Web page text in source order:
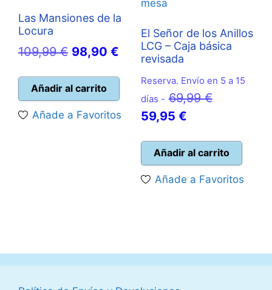
Las Mansiones de la
Locura
109,99€ El
original
era:
109,99 €.
98,90 €
actual
98,90 €.
Añadir al carrito
Añade a Favoritos
El Señor de los Anillos
LCG – Caja básica
revisada
Reserva. Envío en 5 a 15
días - 69,99€El
era:
69,99 €.
59,95 €El
actual
es:
59,95 €.
Añadir al carrito
Añade a Favoritos